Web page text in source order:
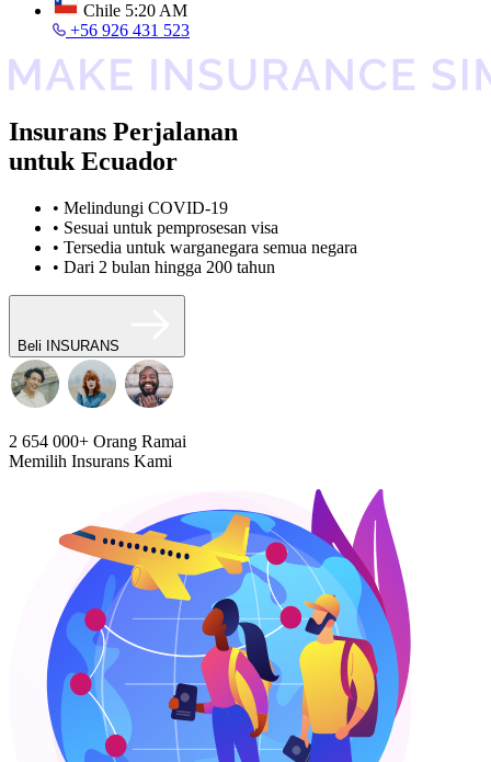
Chile 5:20 AM
+56 926 431 523
Insurans Perjalanan
untuk Ecuador
• Melindungi COVID-19
• Sesuai untuk pemprosesan visa
• Tersedia untuk warganegara semua negara
• Dari 2 bulan hingga 200 tahun
Beli INSURANS
2 654 000+ Orang Ramai
Memilih Insurans Kami